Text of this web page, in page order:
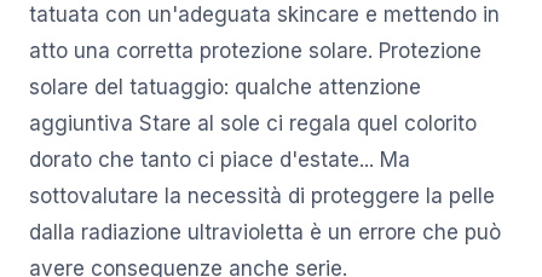
tatuata con un'adeguata skincare e mettendo in
atto una corretta protezione solare. Protezione
solare del tatuaggio: qualche attenzione
aggiuntiva Stare al sole ci regala quel colorito
dorato che tanto ci piace d'estate... Ma
sottovalutare la necessità di proteggere la pelle
dalla radiazione ultravioletta è un errore che può
avere conseguenze anche serie.